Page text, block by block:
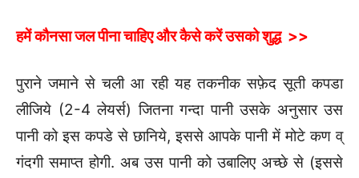
हमें कौनसा जल पीना चाहिए और कैसे करें उसको शुद्ध >>
पुराने जमाने से चली आ रही यह तकनीक सफ़ेद सूती कपडा
लीजिये (2-4 लेयर्स) जितना गन्दा पानी उसके अनुसार उस
पानी को इस कपडे से छानिये, इससे आपके पानी में मोटे कण व्
गंदगी समाप्त होगी. अब उस पानी को उबालिए अच्छे से (इससे